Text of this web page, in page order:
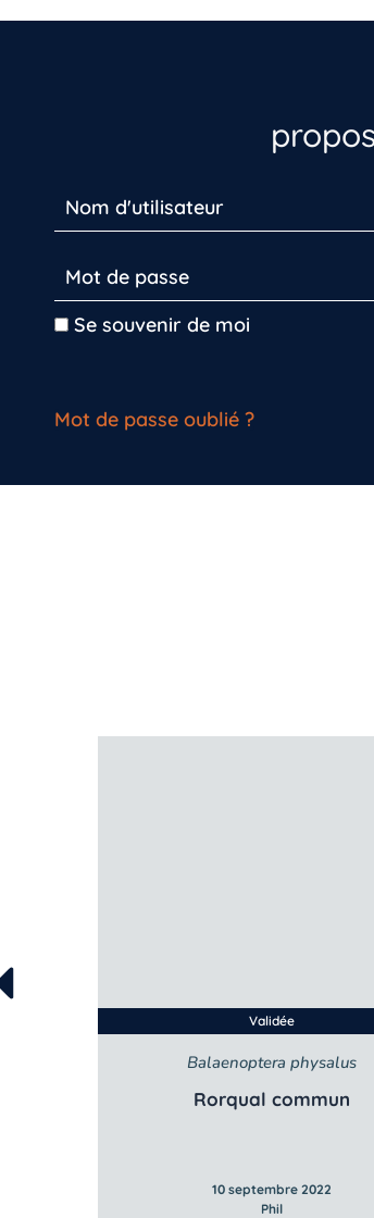
Se souvenir de moi
Mot de passe oublié ?
Validée
Balaenoptera physalus
Rorqual commun
10 septembre 2022
Phil